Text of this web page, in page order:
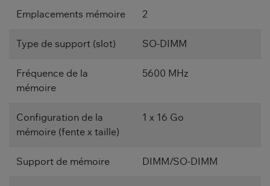
Emplacements mémoire 2
Type de support (slot) SO-DIMM
Fréquence de la
mémoire
5600 MHz
Configuration de la
mémoire (fente x taille)
1 x 16 Go
Support de mémoire DIMM/SO-DIMM